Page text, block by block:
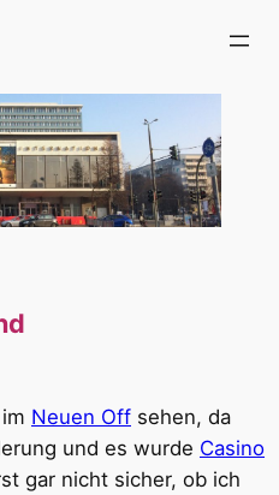
im Neuen Off sehen, da
und es wurde Casino
gar nicht sicher, ob ich